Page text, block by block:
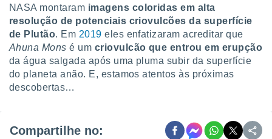
NASA montaram imagens coloridas em alta
resolução de potenciais criovulcões da superfície
de Plutão. Em 2019 eles enfatizaram acreditar que
Ahuna Mons é um criovulcão que entrou em erupção
da água salgada após uma pluma subir da superfície
do planeta anão. E, estamos atentos às próximas
descobertas…
Compartilhe no: